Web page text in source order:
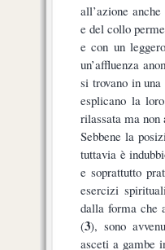
all’azione
e del collo
e con un
un’affluenza
si trovano in
esplicano la
rilassata ma non
Sebbene la
tuttavia è
e soprattutto
esercizi
dalla forma che
(3), sono
asceti a gambe